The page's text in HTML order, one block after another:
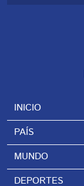
INICIO
PAÍS
MUNDO
DEPORTES